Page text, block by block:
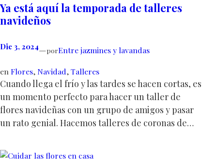
Ya está aquí la temporada de talleres
navideños
Dic 3, 2024—porEntre jazmines y lavandas
en Flores, Navidad, Talleres
Cuando llega el frío y las tardes se hacen cortas, es
un momento perfecto para hacer un taller de
flores navideñas con un grupo de amigos y pasar
un rato genial. Hacemos talleres de coronas de…